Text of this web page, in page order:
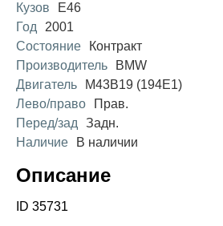
Кузов
E46
Год
2001
Состояние
Контракт
Производитель
BMW
Двигатель
M43B19 (194E1)
Лево/право
Прав.
Перед/зад
Задн.
Наличие
В наличии
Описание
ID 35731